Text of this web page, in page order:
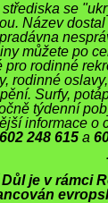
se
Název
můžete po
pro rodinné
rodinné
Surfy,
týdenní
informace o
602 248 615 a
je v rámci